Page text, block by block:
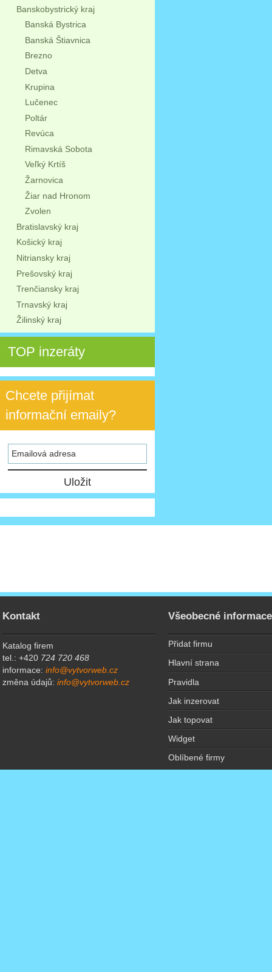
Banskobystrický kraj
Banská Bystrica
Banská Štiavnica
Brezno
Detva
Krupina
Lučenec
Poltár
Revúca
Rimavská Sobota
Veľký Krtíš
Žarnovica
Žiar nad Hronom
Zvolen
Bratislavský kraj
Košický kraj
Nitriansky kraj
Prešovský kraj
Trenčiansky kraj
Trnavský kraj
Žilinský kraj
TOP inzeráty
Chcete přijímat
informační emaily?
Kontakt
Katalog firem
tel.: +420 724 720 468
informace:info@vytvorweb.cz
změna údajů:info@vytvorweb.cz
Všeobecné informace
Přidat firmu
Hlavní strana
Pravidla
Jak inzerovat
Jak topovat
Widget
Oblíbené firmy